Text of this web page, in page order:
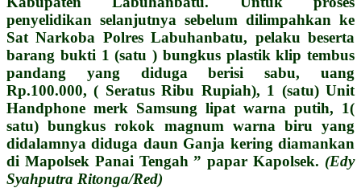
penyelidikan selanjutnya sebelum dilimpahkan ke
Sat Narkoba Polres Labuhanbatu, pelaku beserta
barang bukti 1 (satu ) bungkus plastik klip tembus
pandang yang diduga berisi sabu, uang
Rp.100.000, ( Seratus Ribu Rupiah), 1 (satu) Unit
Handphone merk Samsung lipat warna putih, 1(
satu) bungkus rokok magnum warna biru yang
didalamnya diduga daun Ganja kering diamankan
di Mapolsek Panai Tengah ” papar Kapolsek. (Edy
Syahputra Ritonga/Red)